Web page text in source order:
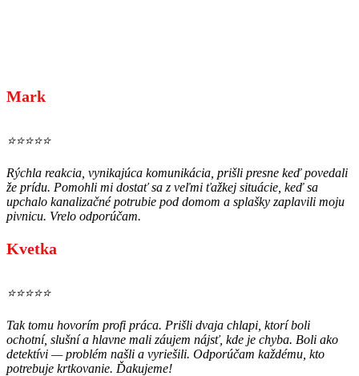
Mark
⭐⭐⭐⭐⭐
Rýchla reakcia, vynikajúca komunikácia, prišli presne keď povedali
že prídu. Pomohli mi dostať sa z veľmi ťažkej situácie, keď sa
upchalo kanalizačné potrubie pod domom a splašky zaplavili moju
pivnicu. Vrelo odporúčam.
Kvetka
⭐⭐⭐⭐⭐
Tak tomu hovorím profi práca. Prišli dvaja chlapi, ktorí boli
ochotní, slušní a hlavne mali záujem nájsť, kde je chyba. Boli ako
detektívi — problém našli a vyriešili. Odporúčam každému, kto
potrebuje krtkovanie. Ďakujeme!